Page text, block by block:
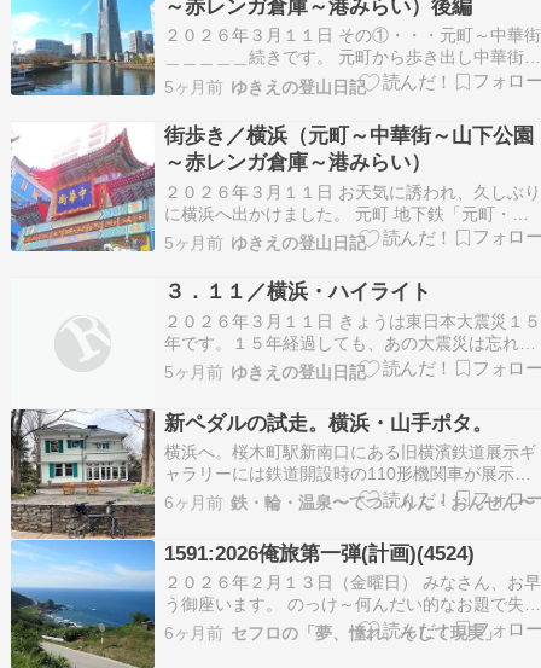
～赤レンガ倉庫～港みらい）後編
２０２６年３月１１日 その①・・・元町～中華街
＿＿＿＿＿続きです。 元町から歩き出し中華街を
歩き、山下公園へむかいます。 山下公園 信号を
渡ると山下公園です。先ずは花壇へ。未来のバラ
園今の時期はバラは咲いていません。 横浜マリン
タワー そして、氷川丸氷川丸内部を見学できま
す。…
5ヶ月前 ゆきえの登山日記
街歩き／横浜（元町～中華街～山下公園
～赤レンガ倉庫～港みらい）
２０２６年３月１１日 お天気に誘われ、久しぶり
に横浜へ出かけました。 元町 地下鉄「元町・中
華街駅」出て、歩き出します。 元町ショッピング
ストリート 久しぶりの元町です。 ウィンドーシ
ョッピングも楽しいです。お洒落なお店が並びま
す。 赤いイス。子供のように座りたくなります。
苦笑…
5ヶ月前 ゆきえの登山日記
３．１１／横浜・ハイライト
２０２６年３月１１日 きょうは東日本大震災１５
年です。１５年経過しても、あの大震災は忘れら
れません。 当日、私は奥久慈男体山へ登山中でし
た。 その翌年のブログ２０１２年３月１１
日・・・【あれから１年】 きょうは、横浜へ出か
けてきました。ハイライトを掲載します 横浜／ハ
イライト元…
5ヶ月前 ゆきえの登山日記
新ペダルの試走。横浜・山手ポタ。
横浜へ。桜木町駅新南口にある旧横濱鉄道展示ギ
ャラリーには鉄道開設時の110形機関車が展示さ
れています。 そこから、みなとみらいにありま
す、MMテラスへ。 ここ数年秋に開催されている
ミニベロイベント、Minivelo Meetが今年は4月4
も開催されるそうです。きっと今回も盛況に…
6ヶ月前 鉄・輪・温泉〜てつ・りん・おんせん〜
1591:2026俺旅第一弾(計画)(4524)
２０２６年２月１３日（金曜日） みなさん、お早
う御座います。 のっけ～何んだい的なお題で失礼
します。 だってぇ～海みたいじゃんかぁ～！ お
孫ちゃん守りも３番目が１歳半で活動は、お姉ち
6ヶ月前 セフロの「夢、憧れ、そして現実」